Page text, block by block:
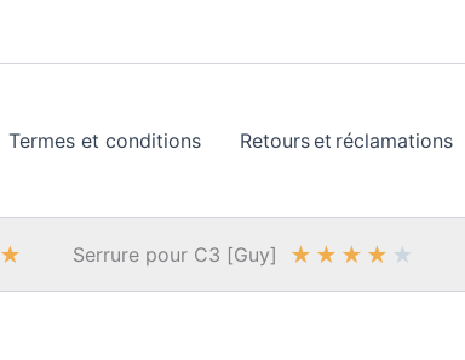
Termes et conditions Retours et réclamations
★ Serrure pour C3 [Guy] ★ ★ ★ ★ ★